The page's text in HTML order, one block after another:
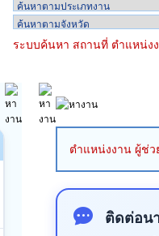
ระบบค้นหา สถานที่ ตำแหน่ง
ตำแหน่งงาน ผู้ช่
ติดต่อน